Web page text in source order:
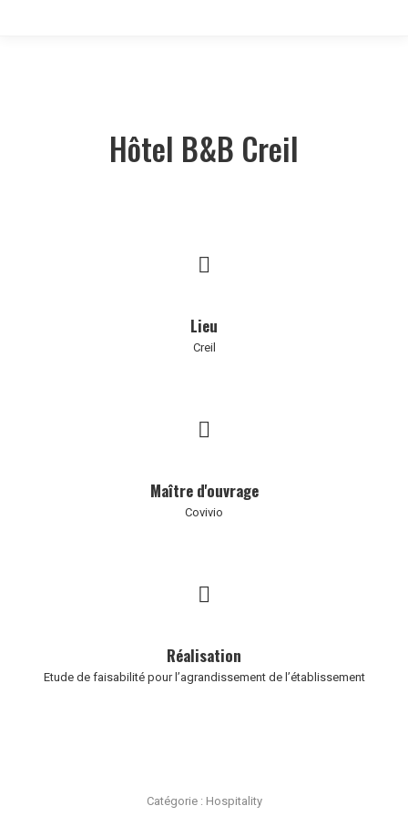
Hôtel B&B Creil
Lieu
Creil
Maître d'ouvrage
Covivio
Réalisation
Etude de faisabilité pour l’agrandissement de l’établissement
Catégorie : Hospitality